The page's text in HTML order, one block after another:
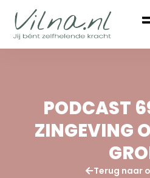
PODCAST
ZINGEVING
Terug naar